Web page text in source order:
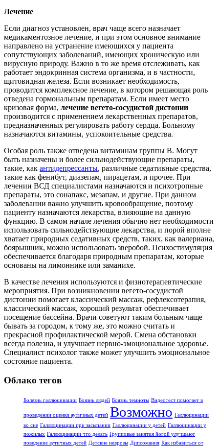
Лечение
Если диагноз установлен, врач чаще всего назначает
медикаментозное лечение, и при этом основное внимание
направлено на устранение имеющихся у пациента
сопутствующих заболеваний, имеющих хроническую или
вирусную природу. Важно в то же время отслеживать, как
работает эндокринная система организма, и в частности,
щитовидная железа. Если возникает необходимость,
проводится комплексное лечение, в котором решающая роль
отведена гормональным препаратам. Если имеет место
кризовая форма, лечение вегето-сосудистой дистонии
производится с применением лекарственных препаратов,
предназначенных регулировать работу сердца. Больному
назначаются витамины, успокоительные средства.
Особая роль также отведена витаминам группы В. Могут
быть назначены и более сильнодействующие препараты,
такие, как антидепрессанты, различные седативные средства,
такие как фенибут, диазепам, пирацетам, и прочее. При
лечении ВСД специалистами назначаются и психотропные
препараты, это сонапакс, мезапам, и другие. При данном
заболевании важно улучшить кровообращение, поэтому
пациенту назначаются лекарства, влияющие на данную
функцию. В самом начале лечения обычно нет необходимости
использовать сильнодействующие лекарства, и порой вполне
хватает природных седативных средств, таких, как валериана,
боярышник, можно использовать зверобой. Психостимуляция
обеспечивается благодаря природным препаратам, которые
основаны на лимоннике или заманихе.
В качестве лечения используются и физиотерапевтические
мероприятия. При возникновении вегето-сосудистой
дистонии помогает классический массаж, рефлексотерапия,
классический массаж, хороший результат обеспечивает
посещение бассейна. Врачи советуют таким больным чаще
бывать за городом, к тому же, это можно считать и
прекрасной профилактической мерой. Смена обстановки
всегда полезна, и улучшает нервно-эмоциональное здоровье.
Специалист психолог также может улучшить эмоциональное
состояние пациента.
Облако тегов
Болезнь галлюцинации Боязнь людей Боязнь темноты Видеотест помогает в
проведении оценки аутичных детей Возможно Галлюцинации
во сне Галлюцинации при засыпании Галлюцинации у детей Галлюцинации у
пожилых Галлюцинации что делать Групповые занятия йогой улучшают
поведение аутичных детей Детские неврозы Дипсомания Как избавиться от